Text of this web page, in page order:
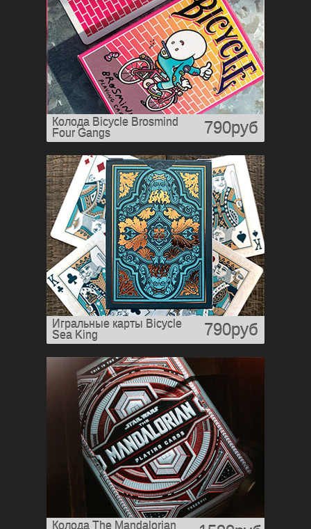
Колода Bicycle Brosmind
Four Gangs
790руб
Игральные карты Bicycle
Sea King
790руб
Колода The Mandalorian